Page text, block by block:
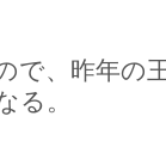
で、昨年の
る。